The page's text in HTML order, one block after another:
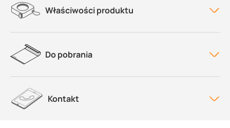
Właściwości produktu
Do pobrania
Kontakt